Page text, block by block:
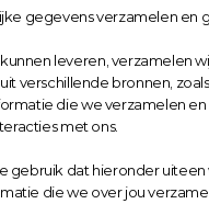
gegevens verzamelen en
leveren, verzamelen
verschillende bronnen,
die we verzamelen en
met ons.
gebruik dat hieronder
die we over jou